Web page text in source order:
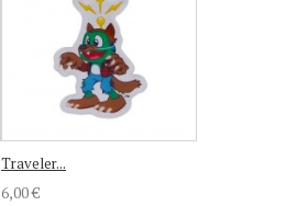
Traveler...
6,00 €